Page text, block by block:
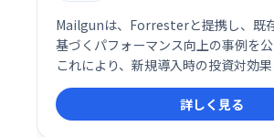
Mailgunは、Forresterと提携し、既
基づくパフォーマンス向上の事例を公
これにより、新規導入時の投資対効
頼性を高めています。
詳しく見る